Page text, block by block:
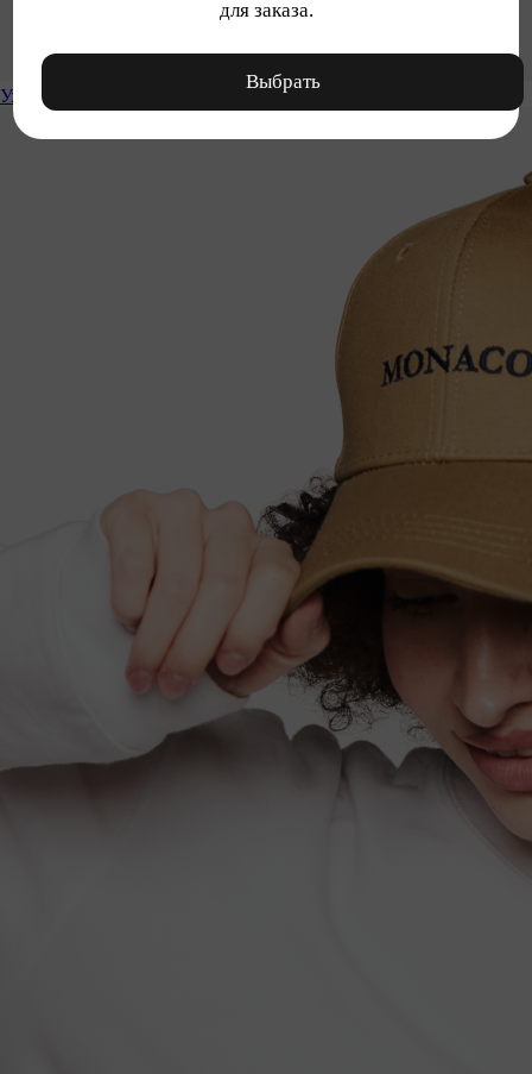
Уход
для заказа.
Выбрать